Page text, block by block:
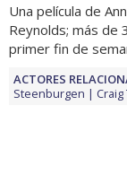
Una película de
Reynolds; más de
primer fin de
ACTORES
Steenburgen
Craig